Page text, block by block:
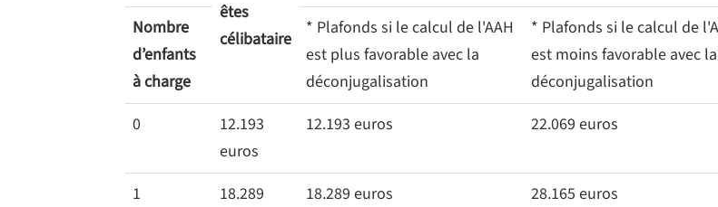
êtes
célibataire
Nombre
d’enfants
à charge
* Plafonds si le calcul de l'AAH
est plus favorable avec la
déconjugalisation
* Plafonds si le calcul de
est moins favorable avec la
déconjugalisation
0
12.193
euros
12.193 euros 22.069 euros
1
18.289
18.289 euros 28.165 euros